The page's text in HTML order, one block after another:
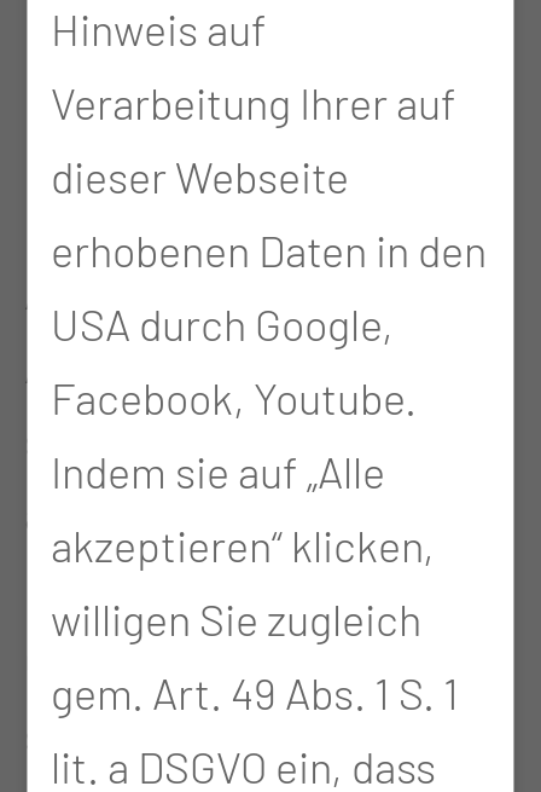
Was macht die Arbeit für
Sie aus? Was macht Sie so
glücklich?
Atmosphäre, das Arbeiten
abwechslungsreich, es ist
nicht jeden Tag das
Gleiche. Es ist einfach
schön, auch das
Hinweis auf
Verarbeitung Ihrer auf
dieser Webseite
erhobenen Daten in den
USA durch Google,
Facebook, Youtube.
Indem sie auf „Alle
akzeptieren“ klicken,
willigen Sie zugleich
gem. Art. 49 Abs. 1 S. 1
lit. a DSGVO ein, dass